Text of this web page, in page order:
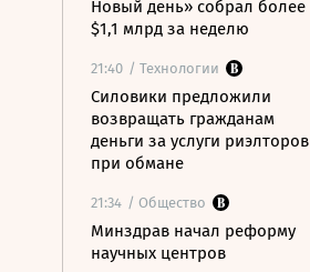
Новый день» собрал более
$1,1 млрд за неделю
21:40 / Технологии
Силовики предложили
возвращать гражданам
деньги за услуги риэлторов
при обмане
21:34 / Общество
Минздрав начал реформу
научных центров